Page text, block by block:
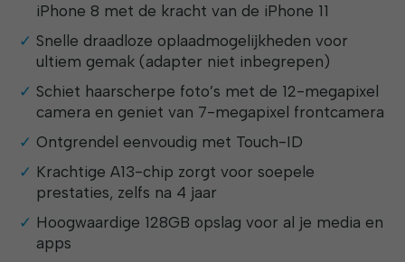
iPhone 8 met de kracht van de iPhone 11
Snelle draadloze oplaadmogelijkheden voor
ultiem gemak (adapter niet inbegrepen)
Schiet haarscherpe foto’s met de 12-megapixel
camera en geniet van 7-megapixel frontcamera
Ontgrendel eenvoudig met Touch-ID
Krachtige A13-chip zorgt voor soepele
prestaties, zelfs na 4 jaar
Hoogwaardige 128GB opslag voor al je media en
apps